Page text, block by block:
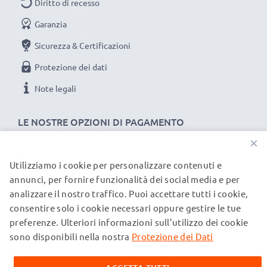
★ pennino di ricambio, perfetta sostituzione per un
pennino originale smarrito o rotto
★presa comoda: la combinazione tra design e
materiale dà al pennino un'impugnatura perfetta
★ non è necessaria alcuna batteria, nessun
programma/software o driver o attivazione di
Screen Pen
di colore: argento
★ 3 anni di garanzia ★
subtel significa qualità certificata, per questo diamo 3
anni di garanzia
LE NOSTRE OPZIONI DI PAGAMENTO
Diritto di recesso
Garanzia
Sicurezza & Certificazioni
Protezione dei dati
Note legali
I NOSTRI PARTNER DI SPEDIZIONE
© subtel.it 2026
Tutti i prezzi includono l'IVA e sono esclusi i costi di
spedizione. Si prega di notare che tutti i marchi menzionati
sulle nostre pagine web esclusivamente per fornire
×
Utilizziamo i cookie per personalizzare contenuti e
annunci, per fornire funzionalità dei social media e per
analizzare il nostro traffico. Puoi accettare tutti i cookie,
consentire solo i cookie necessari oppure gestire le tue
preferenze. Ulteriori informazioni sull’utilizzo dei cookie
sono disponibili nella nostra Protezione dei Dati